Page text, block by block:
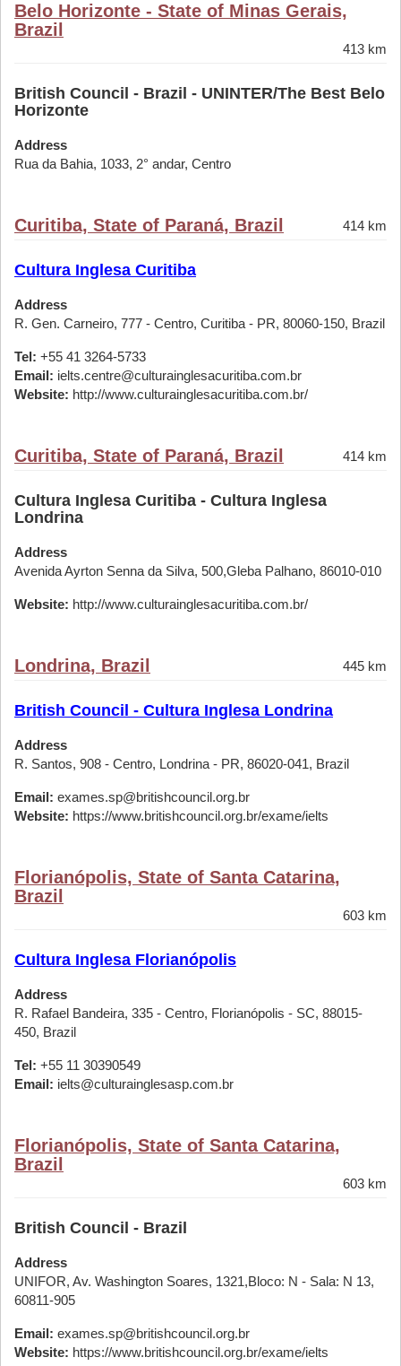
Belo Horizonte - State of Minas Gerais,
Brazil
413 km
British Council - Brazil - UNINTER/The Best Belo
Horizonte
Address
Rua da Bahia, 1033, 2° andar, Centro
Curitiba, State of Paraná, Brazil 414 km
Cultura Inglesa Curitiba
Address
R. Gen. Carneiro, 777 - Centro, Curitiba - PR, 80060-150, Brazil
Tel: +55 41 3264-5733
Email: ielts.centre@culturainglesacuritiba.com.br
Website: http://www.culturainglesacuritiba.com.br/
Curitiba, State of Paraná, Brazil 414 km
Cultura Inglesa Curitiba - Cultura Inglesa
Londrina
Address
Avenida Ayrton Senna da Silva, 500,Gleba Palhano, 86010-010
Website: http://www.culturainglesacuritiba.com.br/
Londrina, Brazil 445 km
British Council - Cultura Inglesa Londrina
Address
R. Santos, 908 - Centro, Londrina - PR, 86020-041, Brazil
Email: exames.sp@britishcouncil.org.br
Website: https://www.britishcouncil.org.br/exame/ielts
Florianópolis, State of Santa Catarina,
Brazil
603 km
Cultura Inglesa Florianópolis
Address
R. Rafael Bandeira, 335 - Centro, Florianópolis - SC, 88015-
450, Brazil
Tel: +55 11 30390549
Email: ielts@culturainglesasp.com.br
Florianópolis, State of Santa Catarina,
Brazil
603 km
British Council - Brazil
Address
UNIFOR, Av. Washington Soares, 1321,Bloco: N - Sala: N 13,
60811-905
Email: exames.sp@britishcouncil.org.br
Website: https://www.britishcouncil.org.br/exame/ielts